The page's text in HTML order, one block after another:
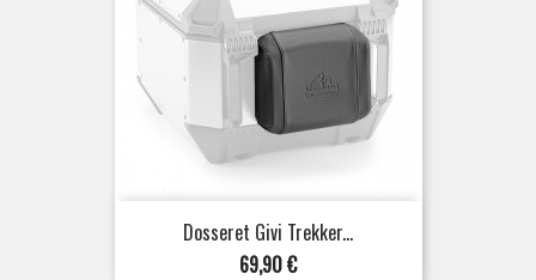
Dosseret Givi Trekker...
Prix
69,90 €